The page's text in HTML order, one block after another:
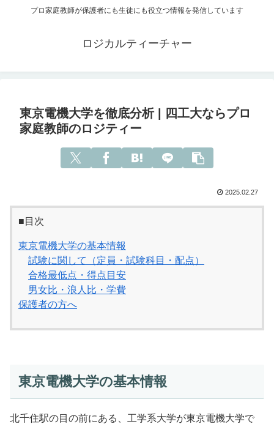
プロ家庭教師が保護者にも生徒にも役立つ情報を発信しています
ロジカルティーチャー
東京電機大学を徹底分析 | 四工大ならプロ
家庭教師のロジティー
2025.02.27
■目次
東京電機大学の基本情報
試験に関して（定員・試験科目・配点）
合格最低点・得点目安
男女比・浪人比・学費
保護者の方へ
東京電機大学の基本情報
北千住駅の目の前にある、工学系大学が東京電機大学で